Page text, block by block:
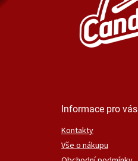
Informace pro vás
Kontakty
Vše o nákupu